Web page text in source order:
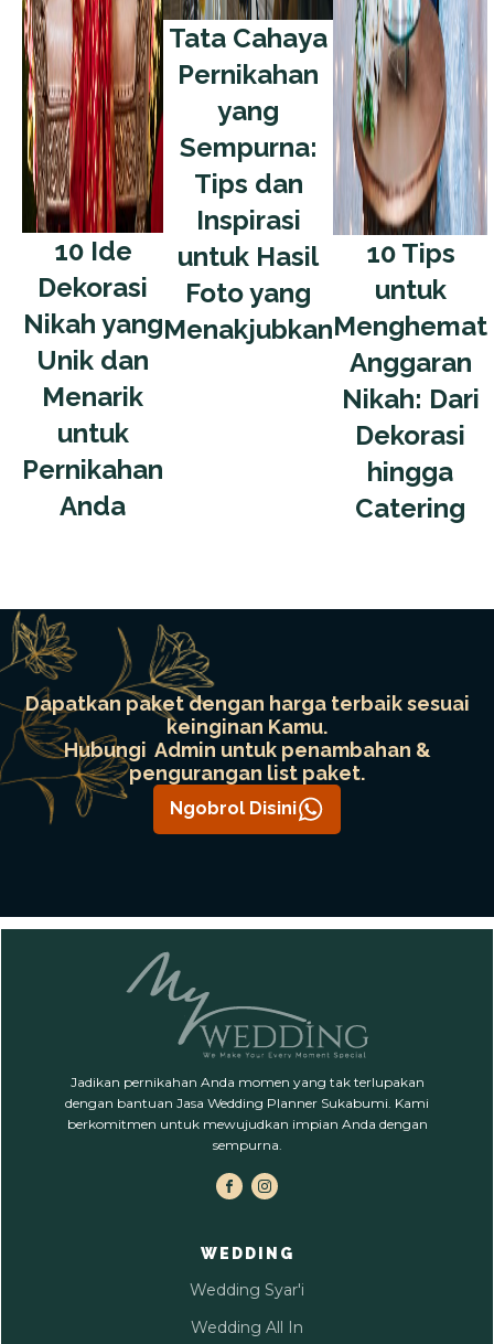
10 Ide
Dekorasi
Nikah yang
Unik dan
Menarik
untuk
Pernikahan
Anda
Tata Cahaya
Pernikahan
yang
Sempurna:
Tips dan
Inspirasi
untuk Hasil
Foto yang
Menakjubkan
10 Tips
untuk
Menghemat
Anggaran
Nikah: Dari
Dekorasi
hingga
Catering
Dapatkan paket dengan harga terbaik sesuai
keinginan Kamu.
Hubungi Admin untuk penambahan &
pengurangan list paket.
Ngobrol Disini
Jadikan pernikahan Anda momen yang tak terlupakan
dengan bantuan Jasa Wedding Planner Sukabumi. Kami
berkomitmen untuk mewujudkan impian Anda dengan
sempurna.
WEDDING
Wedding Syar'i
Wedding All In